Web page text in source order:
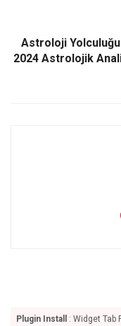
Astroloji
2024 Astrolojik
Plugin Install
: Widget Tab